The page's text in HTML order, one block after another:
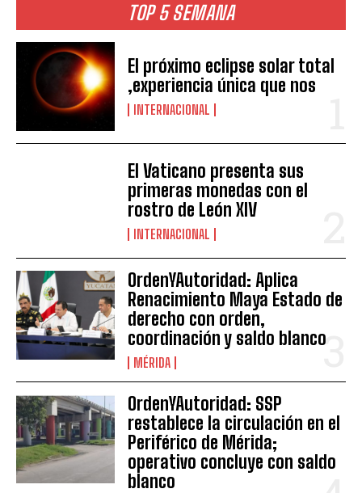
TOP 5 SEMANA
El próximo eclipse solar total
,experiencia única que nos
INTERNACIONAL
El Vaticano presenta sus
primeras monedas con el
rostro de León XIV
INTERNACIONAL
OrdenYAutoridad: Aplica
Renacimiento Maya Estado de
derecho con orden,
coordinación y saldo blanco
MÉRIDA
OrdenYAutoridad: SSP
restablece la circulación en el
Periférico de Mérida;
operativo concluye con saldo
blanco